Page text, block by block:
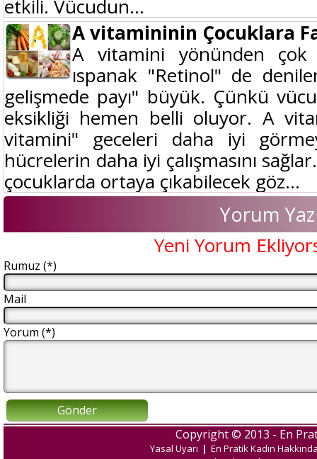
etkili. Vücudun...
A vitamininin Çocuklara
A vitamini yönünden
ıspanak "Retinol" de
gelişmede payı" büyük. Çünkü
eksikliği hemen belli oluyor. A
vitamini" geceleri daha iyi
hücrelerin daha iyi çalışmasını
çocuklarda ortaya çıkabilecek göz...
Yorum Yaz
Yeni Yorum
Rumuz (*)
Mail
Yorum (*)
Gönder
Copyright © 2013 - En
Yasal Uyarı | En Pratik Kadın